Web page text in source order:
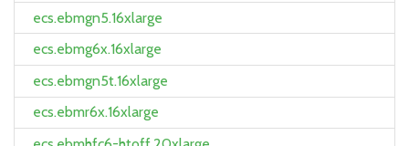
ecs.ebmgn5.16xlarge
ecs.ebmg6x.16xlarge
ecs.ebmgn5t.16xlarge
ecs.ebmr6x.16xlarge